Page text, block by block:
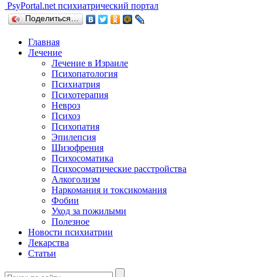
PsyPortal.net психиатрический портал
Поделиться…
Главная
Лечение
Лечение в Израиле
Психопатология
Психиатрия
Психотерапия
Невроз
Психоз
Психопатия
Эпилепсия
Шизофрения
Психосоматика
Психосоматические расстройства
Алкоголизм
Наркомания и токсикомания
Фобии
Уход за пожилыми
Полезное
Новости психиатрии
Лекарства
Статьи